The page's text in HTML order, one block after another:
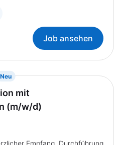
Job ansehen
Neu{prompt.job}
mit
(m/w/d)